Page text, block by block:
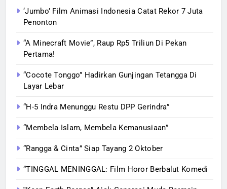
‘Jumbo’ Film Animasi Indonesia Catat Rekor 7 Juta
Penonton
“A Minecraft Movie”, Raup Rp5 Triliun Di Pekan
Pertama!
“Cocote Tonggo” Hadirkan Gunjingan Tetangga Di
Layar Lebar
“H-5 Indra Menunggu Restu DPP Gerindra”
“Membela Islam, Membela Kemanusiaan”
“Rangga & Cinta” Siap Tayang 2 Oktober
“TINGGAL MENINGGAL: Film Horor Berbalut Komedi